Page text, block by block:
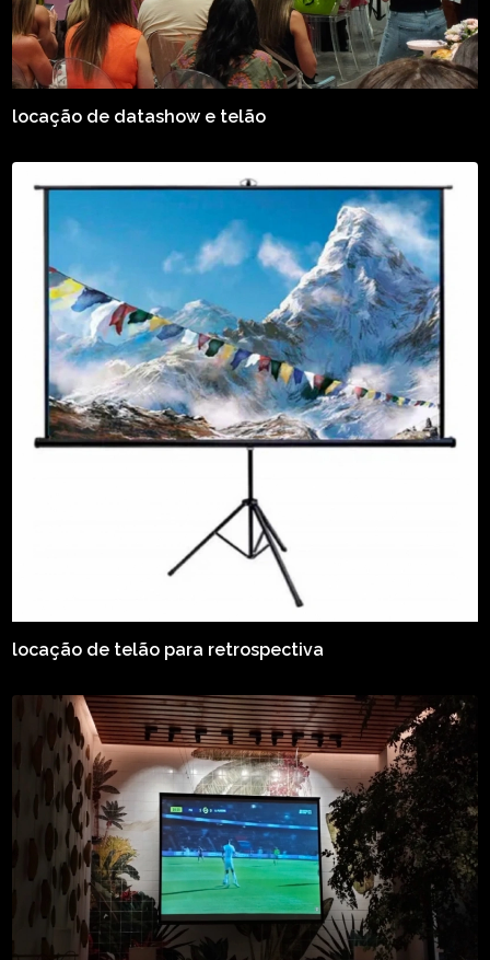
locação de datashow e telão
locação de telão para retrospectiva